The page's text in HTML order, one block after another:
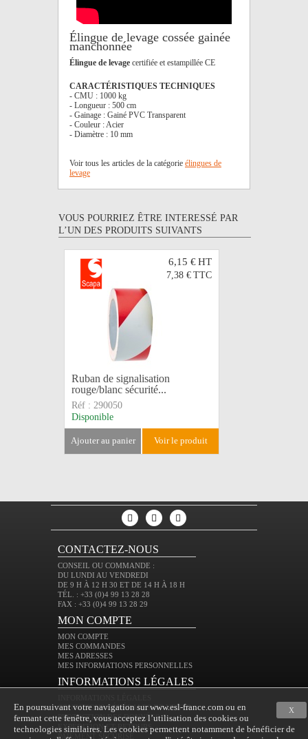
Élingue de levage cossée gainée
manchonnée
Élingue de levage certifiée et estampillée CE
CARACTÉRISTIQUES TECHNIQUES
- CMU : 1000 kg
- Longueur : 500 cm
- Gainage : Gainé PVC Transparent
- Couleur : Acier
- Diamètre : 10 mm
Voir tous les articles de la catégorie élingues de
levage
VOUS POURRIEZ ÊTRE INTERESSÉ PAR
L’UN DES PRODUITS SUIVANTS
6,15 €HT
7,38 € TTC
Ruban de signalisation
rouge/blanc sécurité...
Réf : 290050
Disponible
ajouter au panier voir le produit
CONTACTEZ-NOUS
CONSEIL OU COMMANDE :
DU LUNDI AU VENDREDI
DE 9 H À 12 H 30 ET DE 14 H À 18 H
TÉL. : +33 (0)4 99 13 28 28
FAX : +33 (0)4 99 13 28 29
MON COMPTE
MON COMPTE
MES COMMANDES
MES ADRESSES
MES INFORMATIONS PERSONNELLES
INFORMATIONS LÉGALES
CONDITIONS GÉNÉRALES DE VENTE
PROTECTION DES DONNÉES
EXPÉDITION ET RETOURS
PAIEMENT SÉCURISÉ
X
En poursuivant votre navigation sur www.esl-france.com ou en
fermant cette fenêtre, vous acceptez l’utilisation des cookies ou
technologies similaires. Les cookies permettent notamment de bénéficier de